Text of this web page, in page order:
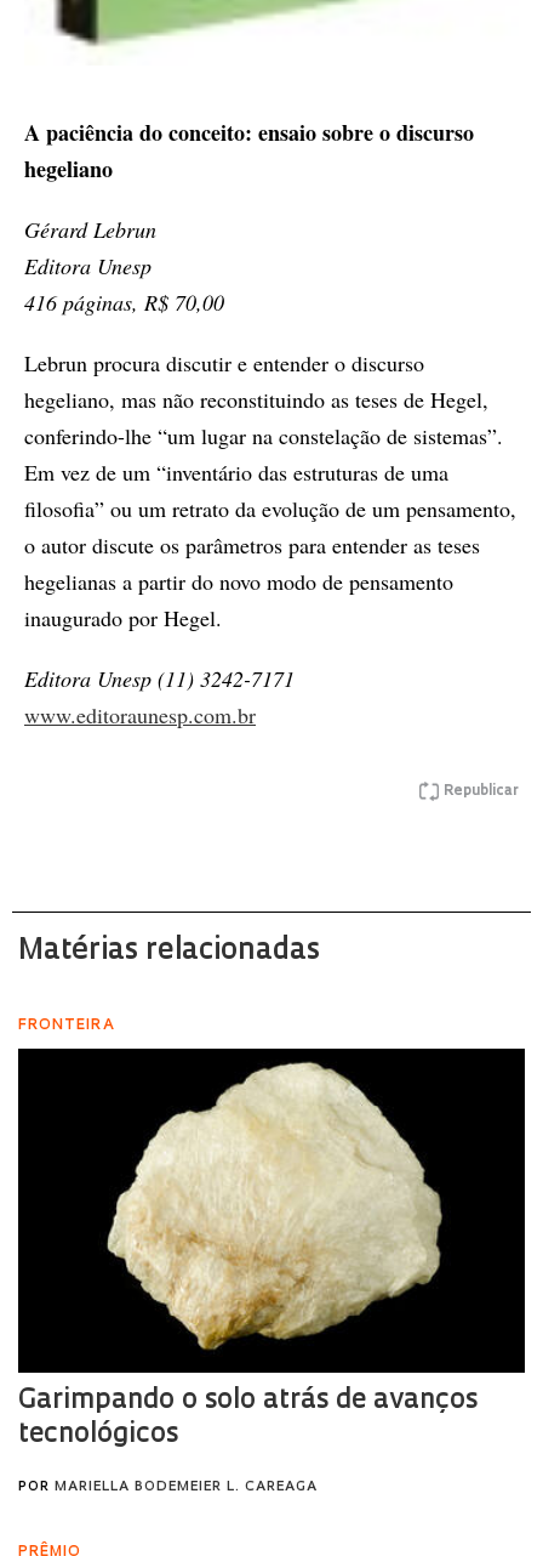
A paciência do conceito: ensaio sobre o discurso
hegeliano
Gérard Lebrun
Editora Unesp
416 páginas, R$ 70,00
Lebrun procura discutir e entender o discurso
hegeliano, mas não reconstituindo as teses de Hegel,
conferindo-lhe “um lugar na constelação de sistemas”.
Em vez de um “inventário das estruturas de uma
filosofia” ou um retrato da evolução de um pensamento,
o autor discute os parâmetros para entender as teses
hegelianas a partir do novo modo de pensamento
inaugurado por Hegel.
Editora Unesp (11) 3242-7171
www.editoraunesp.com.br
Republicar